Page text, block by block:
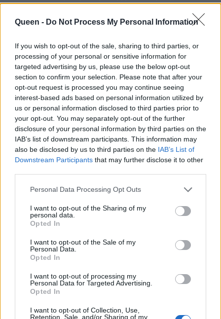
Queen - Do Not Process My Personal Information
If you wish to opt-out of the sale, sharing to third parties, or
processing of your personal or sensitive information for
targeted advertising by us, please use the below opt-out
section to confirm your selection. Please note that after your
opt-out request is processed you may continue seeing
interest-based ads based on personal information utilized by
us or personal information disclosed to third parties prior to
your opt-out. You may separately opt-out of the further
disclosure of your personal information by third parties on the
IAB’s list of downstream participants. This information may
also be disclosed by us to third parties on the IAB’s List of
Downstream Participants that may further disclose it to other
Personal Data Processing Opt Outs
I want to opt-out of the Sharing of my
personal data.
Opted In
I want to opt-out of the Sale of my
Personal Data.
Opted In
I want to opt-out of processing my
Personal Data for Targeted Advertising.
Opted In
I want to opt-out of Collection, Use,
Retention, Sale, and/or Sharing of my
αβίαστα προσφέροντας απλόχερα κατάθεση
ενάμιση χρόνο στη μουσική σκηνή, ξεκινώντας
αυτοδίδακτη στην αρχή, κατάφερε το
ακατόρθωτο. Η αναπτυγμένη έμφυτη μουσική
αντίληψη και αισθητική της, η ανήσυχη φύση
της για συνεχή εξέλιξη και δημιουργία σε
συνδυασμό με την έντονη μουσικότητα της,
το μοναδικό χρώμα και σπάνια μεγάλο εύρος
της φωνής της συντέλεσαν να ξεχωρίσει πολύ
γρήγορα στη μουσική σκηνή αψηφώντας
χρονικά και μουσικά όρια. Τα παιχνίδια της
φωνής της και οι γεμάτες πάθος ερμηνείες της
Λονδίνο. Την μουσική της έχουν φιλοξενήσει
μουσικές σκηνές, φεστιβάλς αλλά και
ιδαίτεροι καλλιτεχνικά χώροι Εμπνευσμένη
από μεγάλες κυρίες της Jazz και φωνητικά
Sarah Vaughan, Rachelle Ferrell, Maria Joao,
Υoun Sun Nah and Dee Dee Bridgewater, η